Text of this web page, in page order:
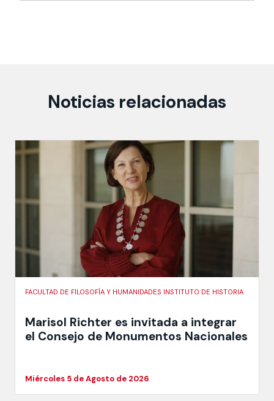
Noticias relacionadas
FACULTAD DE FILOSOFÍA Y HUMANIDADES INSTITUTO DE HISTORIA
Marisol Richter es invitada a integrar
el Consejo de Monumentos Nacionales
Miércoles 5 de Agosto de 2026